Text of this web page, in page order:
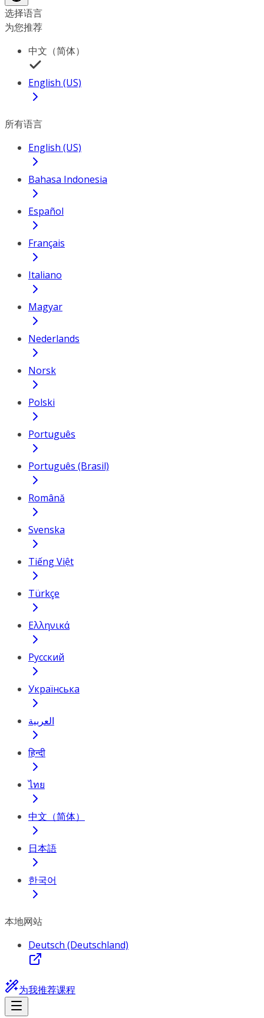
选择语言
为您推荐
中文（简体）
English (US)
所有语言
English (US)
Bahasa Indonesia
Español
Français
Italiano
Magyar
Nederlands
Norsk
Polski
Português
Português (Brasil)
Română
Svenska
Tiếng Việt
Türkçe
Ελληνικά
Русский
Українська
العربية
हिन्दी
ไทย
中文（简体）
日本語
한국어
本地网站
Deutsch (Deutschland)
为我推荐课程